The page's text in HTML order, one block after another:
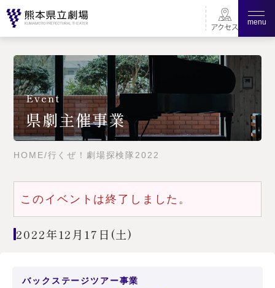
menu
Event
県劇主催事業
HOME/行くぜ！劇場探検隊2022
このイベントは終了しました。
2022年12月17日(土)
バックステージツアー事業